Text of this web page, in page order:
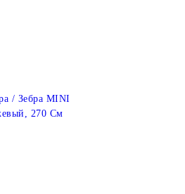
/ Зебра MINI
270 См